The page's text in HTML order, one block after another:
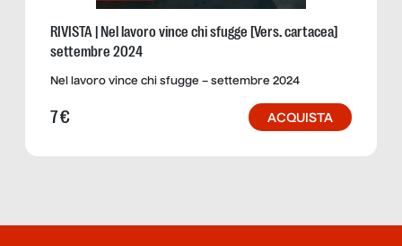
RIVISTA | Nel lavoro vince chi sfugge [Vers. cartacea]
settembre 2024
Nel lavoro vince chi sfugge – settembre 2024
7€ ACQUISTA